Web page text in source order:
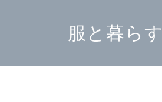
服と暮らす